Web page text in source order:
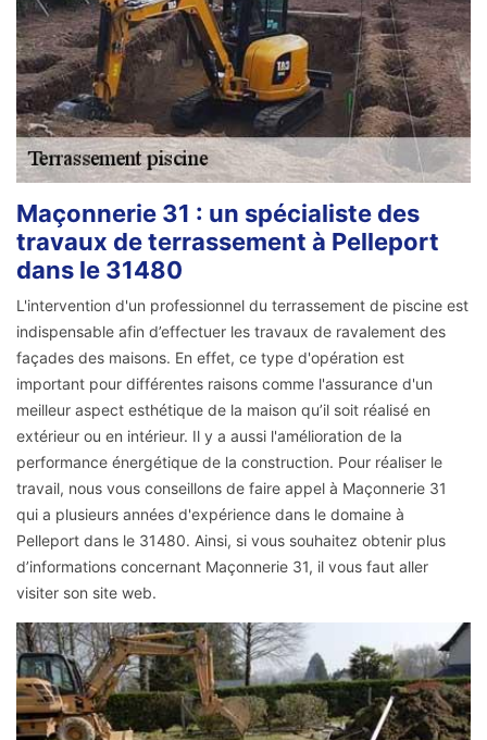
Maçonnerie 31 : un spécialiste des
travaux de terrassement à Pelleport
dans le 31480
L'intervention d'un professionnel du terrassement de piscine est
indispensable afin d’effectuer les travaux de ravalement des
façades des maisons. En effet, ce type d'opération est
important pour différentes raisons comme l'assurance d'un
meilleur aspect esthétique de la maison qu’il soit réalisé en
extérieur ou en intérieur. Il y a aussi l'amélioration de la
performance énergétique de la construction. Pour réaliser le
travail, nous vous conseillons de faire appel à Maçonnerie 31
qui a plusieurs années d'expérience dans le domaine à
Pelleport dans le 31480. Ainsi, si vous souhaitez obtenir plus
d’informations concernant Maçonnerie 31, il vous faut aller
visiter son site web.